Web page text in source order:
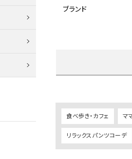
その他のパンツ
ジャケット
デニ
ジャケ
ブランド
食べ歩き・カフェ マ
リラックスパンツコーデ